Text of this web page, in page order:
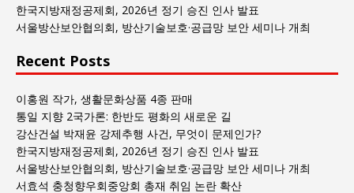
록
한국지방재정공제회, 2026년 정기 승진 인사 발표
서울방산보안협의회, 방산기술보호·공급망 보안 세미나 개최
Recent Posts
이홍원 작가, 생활문화상품 4종 판매
통일 지향 2국가론: 한반도 평화의 새로운 길
강산건설 박재윤 강제추행 사건, 무엇이 문제인가?
한국지방재정공제회, 2026년 정기 승진 인사 발표
서울방산보안협의회, 방산기술보호·공급망 보안 세미나 개최
서효석 충청향우회중앙회 총재 취임 논란 확산